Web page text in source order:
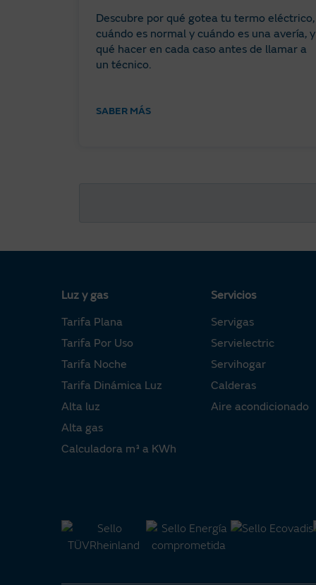
Descubre por qué gotea tu termo eléctrico,
cuándo es normal y cuándo es una avería, y
qué hacer en cada caso antes de llamar a
un técnico.
SABER MÁS
Luz y gas
Tarifa Plana
Tarifa Por Uso
Tarifa Noche
Tarifa Dinámica Luz
Alta luz
Alta gas
Calculadora m³ a KWh
Servicios
Servigas
Servielectric
Servihogar
Calderas
Aire acondicionado